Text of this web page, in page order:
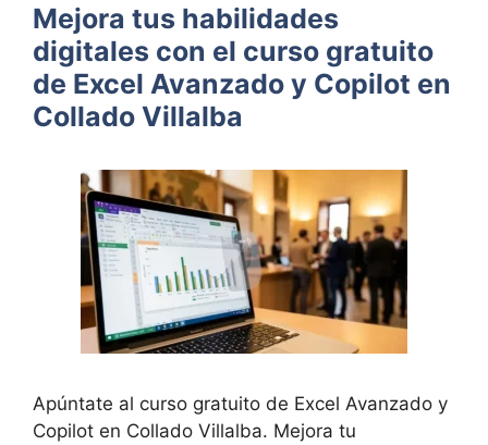
Mejora tus habilidades
digitales con el curso gratuito
de Excel Avanzado y Copilot en
Collado Villalba
Apúntate al curso gratuito de Excel Avanzado y
Copilot en Collado Villalba. Mejora tu